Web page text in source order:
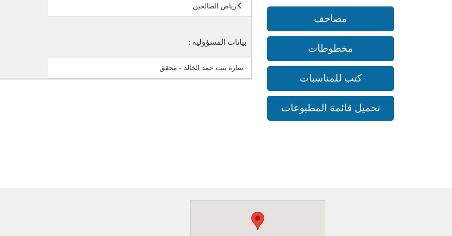
رياض الصالحين
بيانات المسؤولية :
سارة بنت حمد الخالد - محقق
مصاحف
مخطوطات
كتب للمناسبات
تحميل قائمة المطبوعات